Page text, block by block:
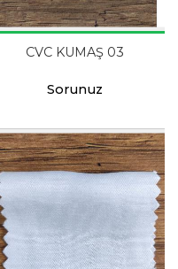
CVC KUMAŞ 03
Sorunuz